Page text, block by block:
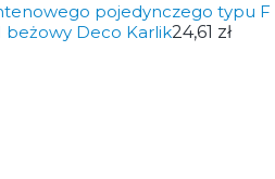
pojedynczego typu F
beżowy Deco Karlik24,61 zł